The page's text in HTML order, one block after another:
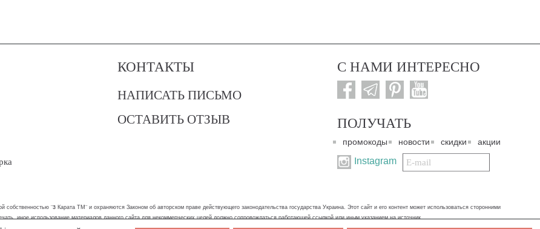
КОНТАКТЫ
НАПИСАТЬ ПИСЬМО
ОСТАВИТЬ ОТЗЫВ
С НАМИ ИНТЕРЕСНО
ПОЛУЧАТЬ
промокоды новости скидки акции
Instagram
Подписаться
на
"3 Карата ТМ" и охраняются Законом об авторском праве действующего законодательства государства Украина. Этот сайт и его контент может использоваться сторонними
иное использование материалов данного сайта для некоммерческих целей должно сопровождаться работающей ссылкой или иным указанием на источник.